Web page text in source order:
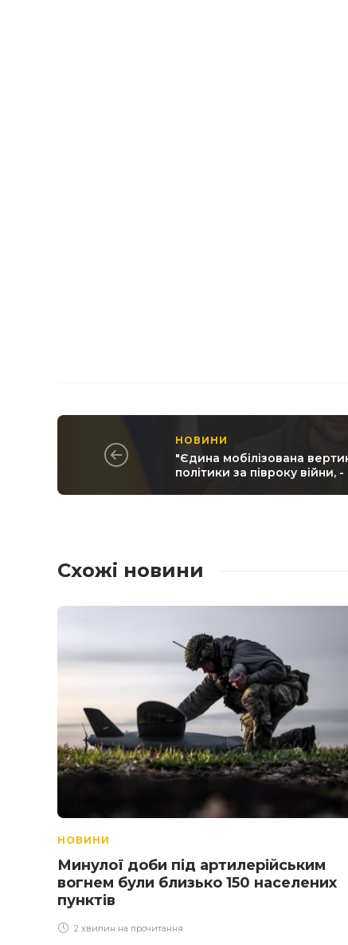
НОВИНИ
"Єдина мобілізована
політики за півроку війни,
Схожі новини
НОВИНИ
Минулої доби під артилерійським
вогнем були близько 150 населених
пунктів
2 хвилин на прочитання